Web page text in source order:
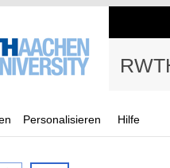
Personalisieren Hilfe